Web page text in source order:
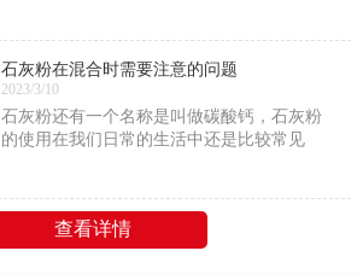
石灰粉在混合时需要注意的问题
2023/3/10
石灰粉还有一个名称是叫做碳酸钙，石灰粉
的使用在我们日常的生活中还是比较常见
查看详情